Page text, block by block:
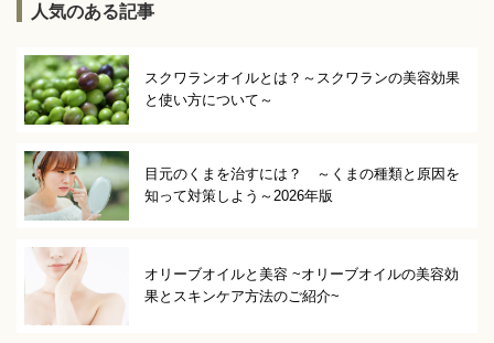
人気のある記事
スクワランオイルとは？～スクワランの美容効果
と使い方について～
目元のくまを治すには？ ～くまの種類と原因を
知って対策しよう～2026年版
オリーブオイルと美容 ~オリーブオイルの美容効
果とスキンケア方法のご紹介~